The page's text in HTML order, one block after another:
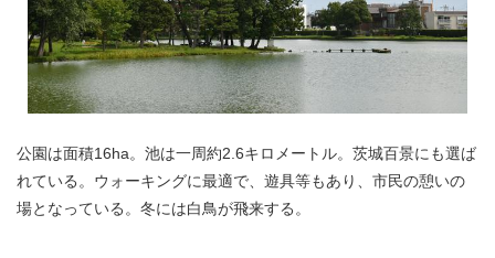
公園は面積16ha。池は一周約2.6キロメートル。茨城百景にも選ば
れている。ウォーキングに最適で、遊具等もあり、市民の憩いの
場となっている。冬には白鳥が飛来する。